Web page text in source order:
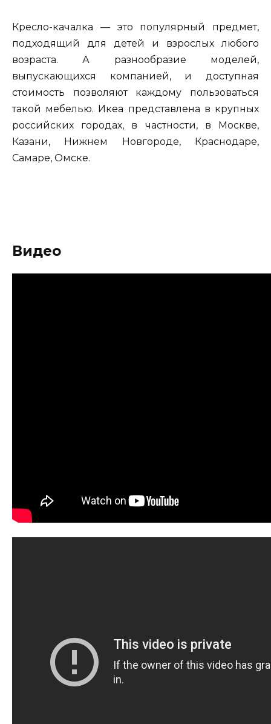
Кресло-качалка — это популярный предмет,
подходящий для детей и взрослых любого
возраста. А разнообразие моделей,
выпускающихся компанией, и доступная
стоимость позволяют каждому пользоваться
такой мебелью. Икеа представлена в крупных
российских городах, в частности, в Москве,
Казани, Нижнем Новгороде, Краснодаре,
Самаре, Омске.
Видео